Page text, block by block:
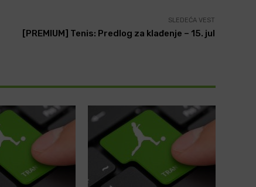
SLEDEĆA VEST
[PREMIUM] Tenis: Predlog za klađenje – 15. jul